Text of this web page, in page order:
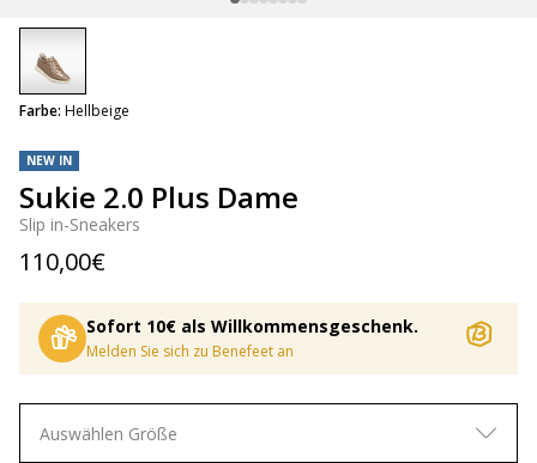
NEW IN
Sukie 2.0 Plus Dame
Slip in-Sneakers
110,00€
Sofort 10€ als Willkommensgeschenk.
Melden Sie sich zu Benefeet an
Farbe: Hellbeige
selected
Auswählen Größe